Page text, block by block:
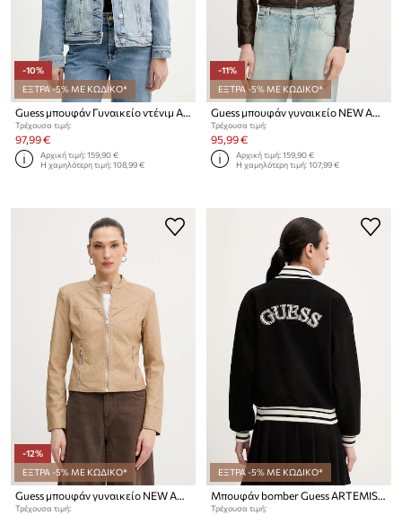
-10%
ΕΞΤΡΑ -5% ΜΕ ΚΩΔΙΚΟ*
Τρέχουσα τιμή:
97,99 €
Αρχική τιμή:159,90 €
Η χαμηλότερη τιμή:108,99 €
-11%
ΕΞΤΡΑ -5% ΜΕ ΚΩΔΙΚΟ*
Τρέχουσα τιμή:
95,99 €
Αρχική τιμή:159,90 €
Η χαμηλότερη τιμή:107,99 €
-12%
ΕΞΤΡΑ -5% ΜΕ ΚΩΔΙΚΟ*
Guess μπουφάν γυναικείο NEW ANITA
Τρέχουσα τιμή:
ΕΞΤΡΑ -5% ΜΕ ΚΩΔΙΚΟ*
Μπουφάν bomber Guess ARTEMISIA
Τρέχουσα τιμή: